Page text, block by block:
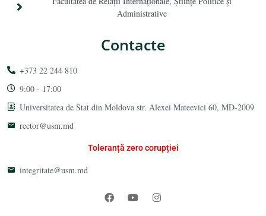
Administrative
Contacte
+373 22 244 810
9:00 - 17:00
Universitatea de Stat din Moldova str. Alexei Mateevici 60, MD-2009
rector@usm.md
Toleranță zero corupției
integritate@usm.md